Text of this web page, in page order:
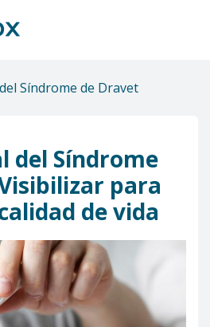
Síndrome de Dravet
del Síndrome
para
de vida